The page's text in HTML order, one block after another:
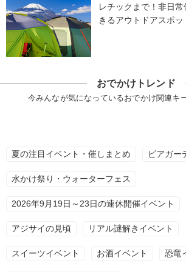
レチックまで！非日
きるアウトドアスポッ
おでかけトレンド
今みんなが気になっているおでかけ関連キ
夏の注目イベント・催しまとめ ビアガー
水かけ祭り・ウォーターフェス
2026年9月19日～23日の連休開催イベント
アジサイの見頃 リアル謎解きイベント
スイーツイベント お酒イベント 恐竜